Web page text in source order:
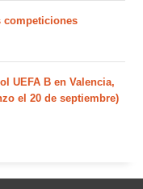
competiciones
UEFA B en Valencia,
el 20 de septiembre)